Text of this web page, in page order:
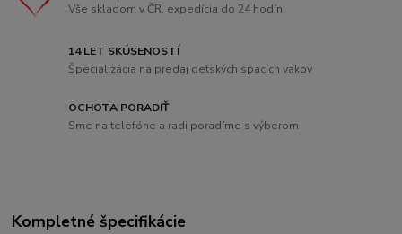
Vše skladom v ČR, expedícia do 24 hodín
14 LET SKÚSENOSTÍ
Špecializácia na predaj detských spacích vakov
OCHOTA PORADIŤ
Sme na telefóne a radi poradíme s výberom
Kompletné špecifikácie